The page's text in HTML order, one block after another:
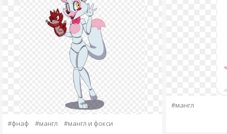
#фнаф #мангл #мангл и фокси
#мангл